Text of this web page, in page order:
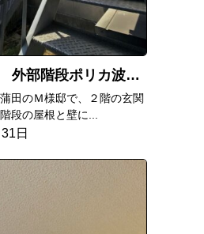
階段ポリカ波板張替工事
田のＭ様邸で、２階の玄関
段の屋根と壁に...
日